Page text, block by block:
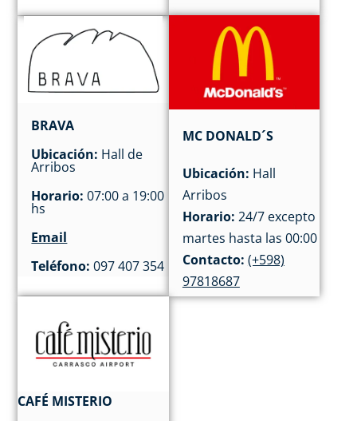
BRAVA
Ubicación: Hall de
Arribos
Horario: 07:00 a 19:00
hs
Email
Teléfono: 097 407 354
MC DONALD´S
Ubicación: Hall
Arribos
Horario: 24/7 excepto
martes hasta las 00:00
Contacto: (+598)
97818687
CAFÉ MISTERIO